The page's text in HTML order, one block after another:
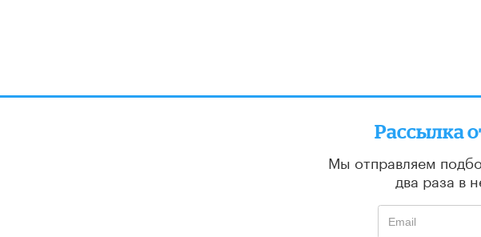
Рассылка
Мы отправляем
два раза в